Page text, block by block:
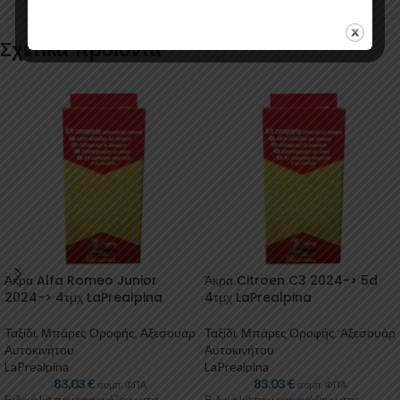
Σχετικά προϊόντα
Άκρα Alfa Romeo Junior
2024-> 4τμχ LaPrealpina
Ταξίδι, Μπάρες Οροφής, Αξεσουάρ
Αυτοκινήτου
LaPrealpina
83,03€ συμπ. ΦΠΑ
Άκρα Citroen C3 2024-> 5d
4τμχ LaPrealpina
Ταξίδι, Μπάρες Οροφής, Αξεσουάρ
Αυτοκινήτου
LaPrealpina
83,03€ συμπ. ΦΠΑ